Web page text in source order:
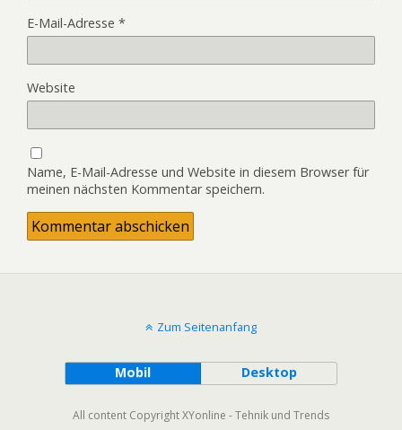
E-Mail-Adresse *
Website
Name, E-Mail-Adresse und Website in diesem Browser für
meinen nächsten Kommentar speichern.
Zum Seitenanfang
Mobil Desktop
All content Copyright XYonline - Tehnik und Trends